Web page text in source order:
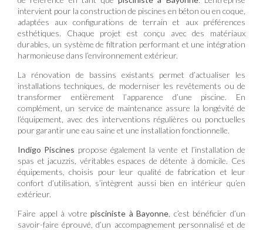
intervient pour la construction de piscines en béton ou en coque,
adaptées aux configurations de terrain et aux préférences
esthétiques. Chaque projet est conçu avec des matériaux
durables, un système de filtration performant et une intégration
harmonieuse dans l’environnement extérieur.
La rénovation de bassins existants permet d’actualiser les
installations techniques, de moderniser les revêtements ou de
transformer entièrement l’apparence d’une piscine. En
complément, un service de maintenance assure la longévité de
l’équipement, avec des interventions régulières ou ponctuelles
pour garantir une eau saine et une installation fonctionnelle.
Indigo Piscines propose également la vente et l’installation de
spas et jacuzzis, véritables espaces de détente à domicile. Ces
équipements, choisis pour leur qualité de fabrication et leur
confort d’utilisation, s’intègrent aussi bien en intérieur qu’en
extérieur.
Faire appel à votrepisciniste à Bayonne , c’est bénéficier d’un
savoir-faire éprouvé, d’un accompagnement personnalisé et de